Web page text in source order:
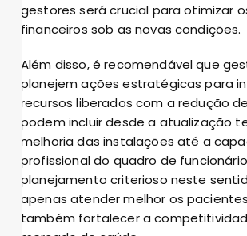
gestores será crucial para otimizar
financeiros sob as novas condições.
Além disso, é recomendável que
planejem ações estratégicas para
recursos liberados com a redução
podem incluir desde a atualização
melhoria das instalações até a
profissional do quadro de
planejamento criterioso neste
apenas atender melhor os
também fortalecer a